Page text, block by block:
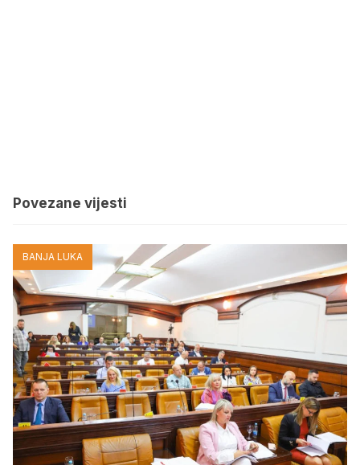
Povezane vijesti
BANJA LUKA